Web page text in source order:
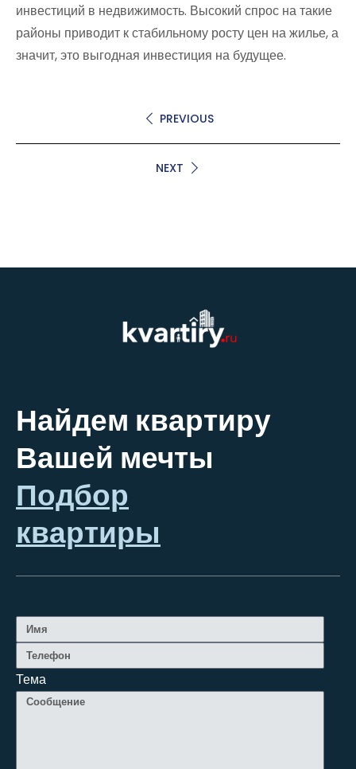
инвестиций в недвижимость. Высокий спрос на такие
районы приводит к стабильному росту цен на жилье, а
значит, это выгодная инвестиция на будущее.
PREVIOUS
NEXT
Найдем квартиру
Вашей мечты
Подбор
квартиры
Тема